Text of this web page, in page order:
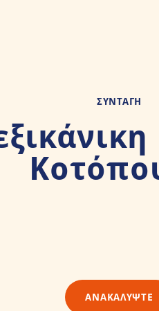
ΣΥΝΤΑΓΉ
ΑΝΑΚΑΛΥΨΤΕ